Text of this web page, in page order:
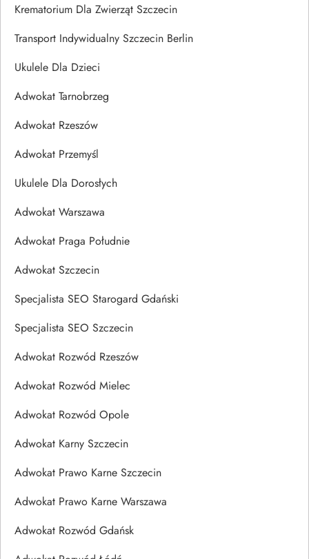
Krematorium Dla Zwierząt Szczecin
Transport Indywidualny Szczecin Berlin
Ukulele Dla Dzieci
Adwokat Tarnobrzeg
Adwokat Rzeszów
Adwokat Przemyśl
Ukulele Dla Dorosłych
Adwokat Warszawa
Adwokat Praga Południe
Adwokat Szczecin
Specjalista SEO Starogard Gdański
Specjalista SEO Szczecin
Adwokat Rozwód Rzeszów
Adwokat Rozwód Mielec
Adwokat Rozwód Opole
Adwokat Karny Szczecin
Adwokat Prawo Karne Szczecin
Adwokat Prawo Karne Warszawa
Adwokat Rozwód Gdańsk